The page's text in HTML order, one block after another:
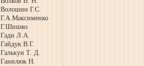
Волошин Г.С.
Г.А.Максименко
Г.Шишко
Гади Л.А.
Гайдук В.Г.
Галькун Т. Д.
Ганилюк Н.